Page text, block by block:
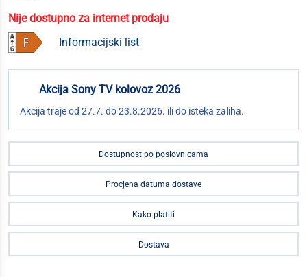
Nije dostupno za internet prodaju
Informacijski list
Akcija Sony TV kolovoz 2026
Akcija traje od 27.7. do 23.8.2026. ili do isteka zaliha.
Dostupnost po poslovnicama
Procjena datuma dostave
Kako platiti
Dostava